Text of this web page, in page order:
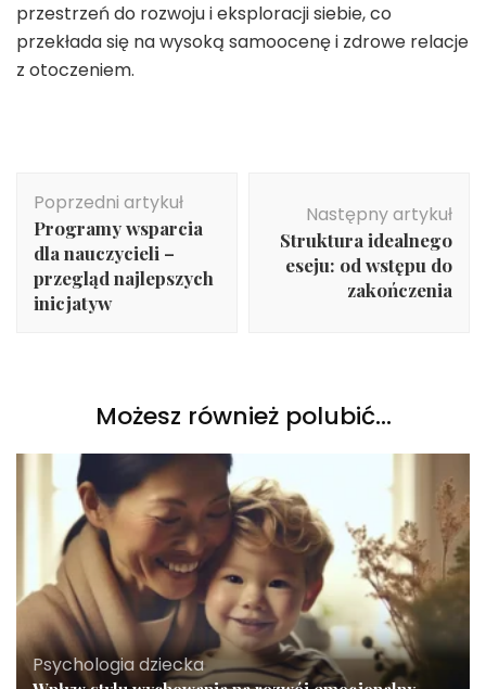
przestrzeń do rozwoju i eksploracji siebie, co
przekłada się na wysoką samoocenę i zdrowe relacje
z otoczeniem.
wpisu
Poprzedni artykuł
Programy wsparcia
dla nauczycieli –
przegląd najlepszych
inicjatyw
Następny artykuł
Struktura idealnego
eseju: od wstępu do
zakończenia
Możesz również polubić…
Psychologia dziecka